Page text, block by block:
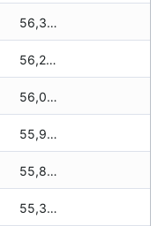
56,350 zł
56,270 zł
56,070 zł
55,970 zł
55,880 zł
55,300 zł